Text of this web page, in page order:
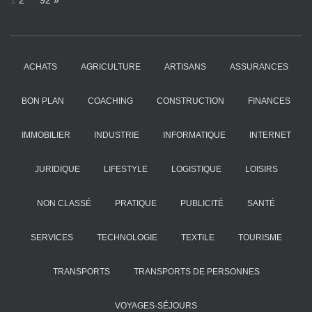
ACHATS AGRICULTURE ARTISANS ASSURANCES
BON PLAN COACHING CONSTRUCTION FINANCES
IMMOBILIER INDUSTRIE INFORMATIQUE INTERNET
JURIDIQUE LIFESTYLE LOGISTIQUE LOISIRS
NON CLASSÉ PRATIQUE PUBLICITÉ SANTÉ
SERVICES TECHNOLOGIE TEXTILE TOURISME
TRANSPORTS TRANSPORTS DE PERSONNES
VOYAGES-SÉJOURS